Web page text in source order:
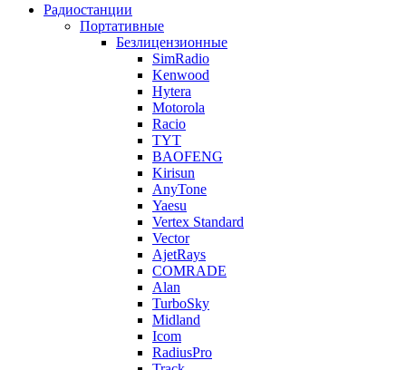
Радиостанции
Портативные
Безлицензионные
SimRadio
Kenwood
Hytera
Motorola
Racio
TYT
BAOFENG
Kirisun
AnyTone
Yaesu
Vertex Standard
Vector
AjetRays
COMRADE
Alan
TurboSky
Midland
Icom
RadiusPro